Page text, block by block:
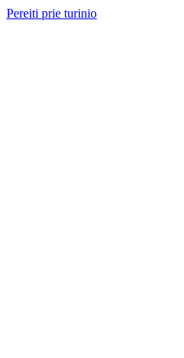
Pereiti prie turinio